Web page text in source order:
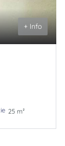
+ Info
25 m²